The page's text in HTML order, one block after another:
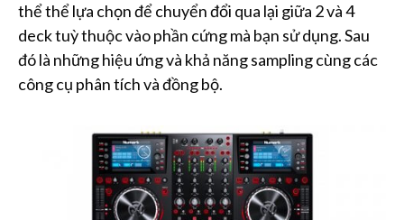
thể thể lựa chọn để chuyển đổi qua lại giữa 2 và 4
deck tuỳ thuộc vào phần cứng mà bạn sử dụng. Sau
đó là những hiệu ứng và khả năng sampling cùng các
công cụ phân tích và đồng bộ.